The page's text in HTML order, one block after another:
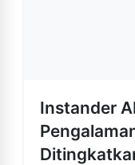
Instander